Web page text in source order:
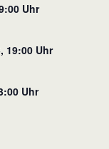
Uhr
19:00 Uhr
Uhr